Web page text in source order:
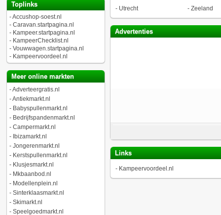
Toplinks
-Accushop-soest.nl
- Caravan.startpagina.nl
- Kampeer.startpagina.nl
- KampeerChecklist.nl
- Vouwwagen.startpagina.nl
- Kampeervoordeel.nl
Meer online markten
-Adverteergratis.nl
-Antiekmarkt.nl
- Babyspullenmarkt.nl
- Bedrijfspandenmarkt.nl
- Campermarkt.nl
- Ibizamarkt.nl
- Jongerenmarkt.nl
- Kerstspullenmarkt.nl
- Klusjesmarkt.nl
- Mkbaanbod.nl
- Modellenplein.nl
- Sinterklaasmarkt.nl
- Skimarkt.nl
- Speelgoedmarkt.nl
- Utrecht - Zeeland
Advertenties
Links
- Kampeervoordeel.nl